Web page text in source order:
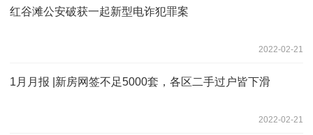
红谷滩公安破获一起新型电诈犯罪案
2022-02-21
1月月报 |新房网签不足5000套，各区二手过户皆下滑
2022-02-21